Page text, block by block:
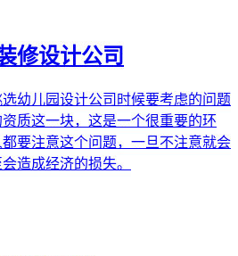
修设计公司
幼儿园设计公司时候要考虑的问题
质这一块，这是一个很重要的环
要注意这个问题，一旦不注意就会
造成经济的损失。